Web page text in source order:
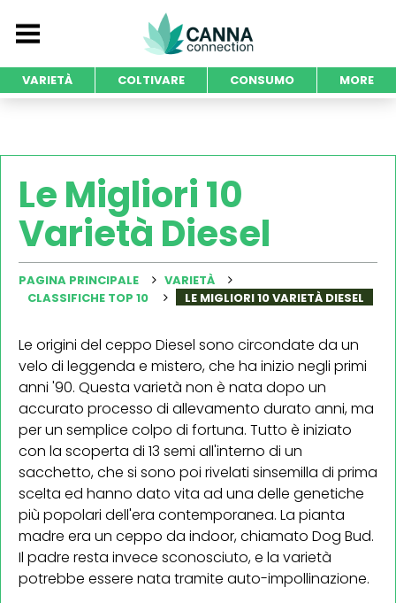
VARIETÀ COLTIVARE CONSUMO MORE
Le Migliori 10
Varietà Diesel
PAGINA PRINCIPALE
VARIETÀ
CLASSIFICHE TOP 10
LE MIGLIORI 10 VARIETÀ DIESEL
Le origini del ceppo Diesel sono circondate da un
velo di leggenda e mistero, che ha inizio negli primi
anni '90. Questa varietà non è nata dopo un
accurato processo di allevamento durato anni, ma
per un semplice colpo di fortuna. Tutto è iniziato
con la scoperta di 13 semi all'interno di un
sacchetto, che si sono poi rivelati sinsemilla di prima
scelta ed hanno dato vita ad una delle genetiche
più popolari dell'era contemporanea. La pianta
madre era un ceppo da indoor, chiamato Dog Bud.
Il padre resta invece sconosciuto, e la varietà
potrebbe essere nata tramite auto-impollinazione.